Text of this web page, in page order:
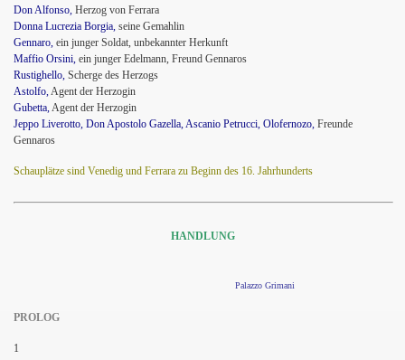
Don Alfonso, Herzog von Ferrara
Donna Lucrezia Borgia, seine Gemahlin
Gennaro, ein junger Soldat, unbekannter Herkunft
Maffio Orsini, ein junger Edelmann, Freund Gennaros
Rustighello, Scherge des Herzogs
Astolfo,Agent der Herzogin
Gubetta,Agent der Herzogin
Jeppo Liverotto, Don Apostolo Gazella, Ascanio Petrucci, Olofernozo, Freunde
Gennaros
Schauplätze sind Venedig und Ferrara zu Beginn des 16. Jahrhunderts
HANDLUNG
Palazzo Grimani
PROLOG
1